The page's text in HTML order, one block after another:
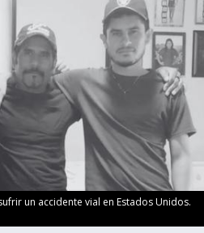
un accidente vial en Estados Unidos.